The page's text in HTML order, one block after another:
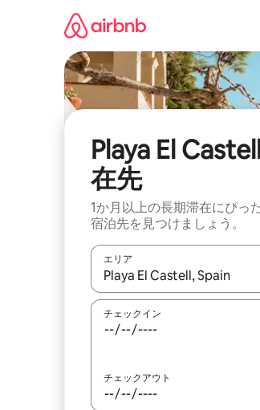
Playa El
在先
1か月以上の長期滞在にぴっ
宿泊先を見つけましょう。
エリア
検索結果が表示されたら、上
チェックイン
チェックアウト